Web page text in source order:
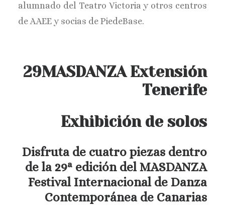
alumnado del Teatro Victoria y otros centros
de AAEE y socias de PiedeBase.
29MASDANZA Extensión
Tenerife
Exhibición de solos
Disfruta de cuatro piezas dentro
de la 29ª edición del MASDANZA
Festival Internacional de Danza
Contemporánea de Canarias